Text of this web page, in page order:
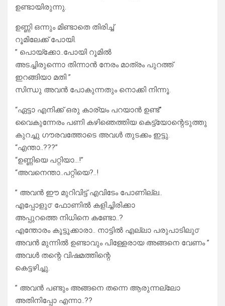
ഉണ്ടായിരുന്നു.
ഉണ്ണി ഒന്നും മിണ്ടാതെ തിരിച്ച്
റൂമിലേക്ക് പോയി.
” പൊയ്ക്കോ..പോയി റൂമിൽ
അടച്ചിരുന്നൊ തിന്നാൻ നേരം മാത്രം പുറത്ത്
ഇറങ്ങിയാ മതി ”
സിന്ധു അവൻ പോകുന്നതും നൊക്കി നിന്നൂ.
“ഏട്ടാ എനിക്ക് ഒരു കാര്യം പറയാൻ ഉണ്ട്”
വൈകുന്നേരം പണി കഴിഞെത്തിയ കെട്ട്യോന്റെടുത്തു
കുറച്ചു ഗൗരവത്തോടെ അവൾ തുടക്കം ഇട്ടു.
“എന്താ..???”
“ഉണ്ണിയെ പറ്റിയാ…!”
“അവനെന്താ..പറ്റിയെ?..!
” അവൻ ഈ മുറിവിട്ട് എവിടേം പോണില്ല..
എപ്പോളു൦ ഫോണിൽ കളിച്ചിരിക്കാ
അപ്പുറത്തെ നിധിനെ കണ്ടോ..?
എന്തോരം കൂട്ടൂക്കാരാ.. നാട്ടിൽ എല്ലാ പരുപാടിലു൦
അവൻ മുന്നിൽ ഉണ്ടാവും പിള്ളേരായ അങ്ങനെ വേണം ”
അവൾ തന്റെ വിഷമത്തിന്റെ
കെട്ടഴിച്ചു.
” അവൻ പണ്ടും അങ്ങനെ തന്നെ ആരുന്നല്ലോ
അതിനിപ്പോ എന്നാ..??